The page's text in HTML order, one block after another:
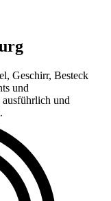
Geschirr, Besteck
und
und